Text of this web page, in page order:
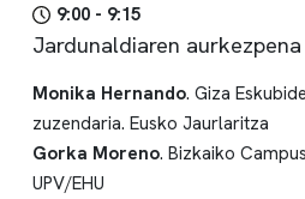
9:00 - 9:15
Jardunaldiaren aurkezpena
Monika Hernando. Giza
zuzendaria. Eusko Jaurlaritza
Gorka Moreno. Bizkaiko
UPV/EHU